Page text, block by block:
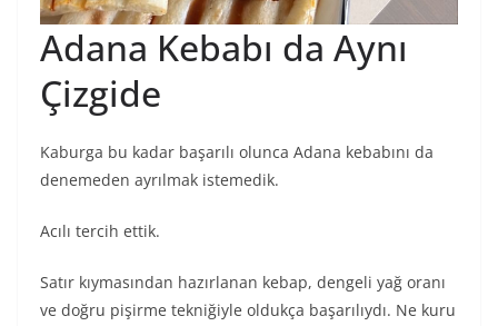
Adana Kebabı da Aynı
Çizgide
Kaburga bu kadar başarılı olunca Adana kebabını da
denemeden ayrılmak istemedik.
Acılı tercih ettik.
Satır kıymasından hazırlanan kebap, dengeli yağ oranı
ve doğru pişirme tekniğiyle oldukça başarılıydı. Ne kuru